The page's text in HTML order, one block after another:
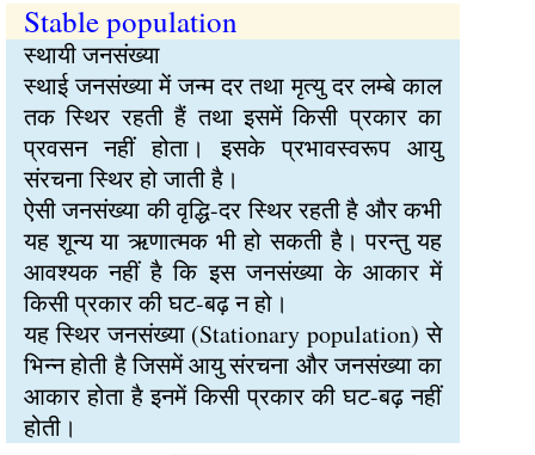
Stable population
स्थायी जनसंख्या
स्थाई जनसंख्या में जन्म दर तथा मृत्यु दर लम्बे काल
तक स्थिर रहती हैं तथा इसमें किसी प्रकार का
प्रवसन नहीं होता। इसके प्रभावस्वरूप आयु
संरचना स्थिर हो जाती है।
ऐसी जनसंख्या की वृद्धि-दर स्थिर रहती है और कभी
यह शून्य या ऋणात्मक भी हो सकती है। परन्तु यह
आवश्यक नहीं है कि इस जनसंख्या के आकार में
किसी प्रकार की घट-बढ़ न हो।
यह स्थिर जनसंख्या (Stationary population) से
भिन्न होती है जिसमें आयु संरचना और जनसंख्या का
आकार होता है इनमें किसी प्रकार की घट-बढ़ नहीं
होती।